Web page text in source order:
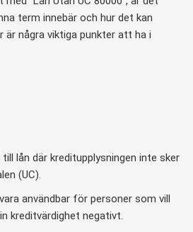
term innebär och hur det kan
är några viktiga punkter att ha i
lån där kreditupplysningen inte sker
(UC).
användbar för personer som vill
kreditvärdighet negativt.